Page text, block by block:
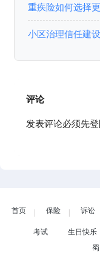
重疾险如何选择
小区治理信任建
评论
发表评论必须先
首页 保险 诉讼
考试 生日快乐